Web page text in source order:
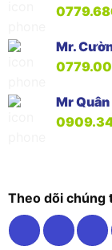
Mr.
Mr Quân
Theo dõi chúng